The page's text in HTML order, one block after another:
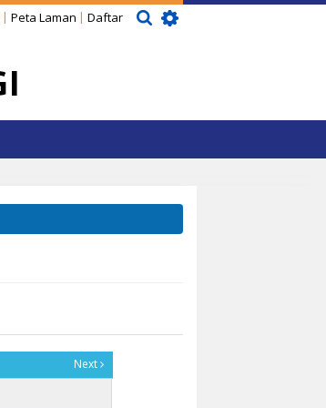
Peta Laman Daftar
Next